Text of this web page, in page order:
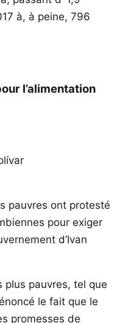
à, à peine, 796
l’alimentation
pauvres ont protesté
pour exiger
d’Ivan
plus pauvres, tel que
le fait que le
promesses de